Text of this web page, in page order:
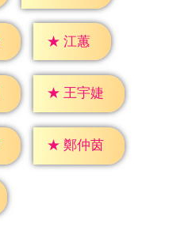
★ 江蕙
★ 王宇婕
★ 鄭仲茵